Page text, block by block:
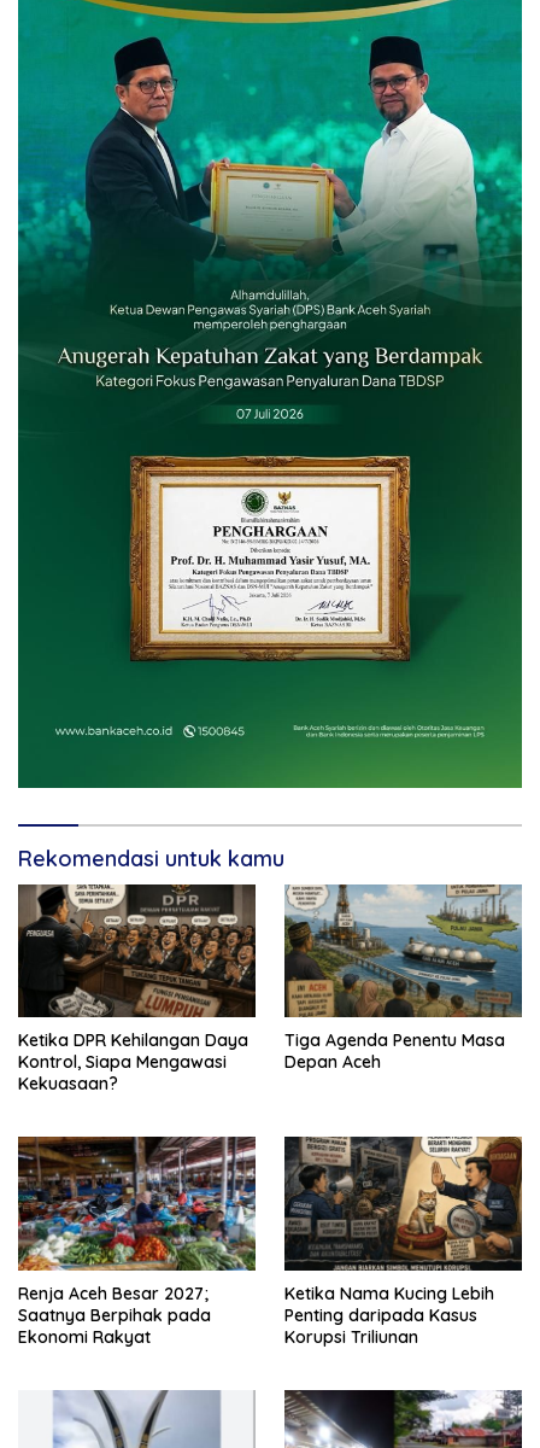
Rekomendasi untuk kamu
Ketika DPR Kehilangan Daya
Kontrol, Siapa Mengawasi
Kekuasaan?
Tiga Agenda Penentu Masa
Depan Aceh
Renja Aceh Besar 2027;
Saatnya Berpihak pada
Ekonomi Rakyat
Ketika Nama Kucing Lebih
Penting daripada Kasus
Korupsi Triliunan